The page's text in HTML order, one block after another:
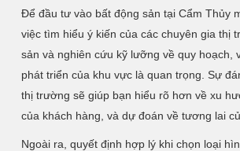
Để đầu tư vào bất động sản tại Cẩm Thủy
việc tìm hiểu ý kiến của các chuyên gia thị
sản và nghiên cứu kỹ lưỡng về quy hoạch,
phát triển của khu vực là quan trọng. Sự
thị trường sẽ giúp bạn hiểu rõ hơn về xu
của khách hàng, và dự đoán về tương lai
Ngoài ra, quyết định hợp lý khi chọn loại